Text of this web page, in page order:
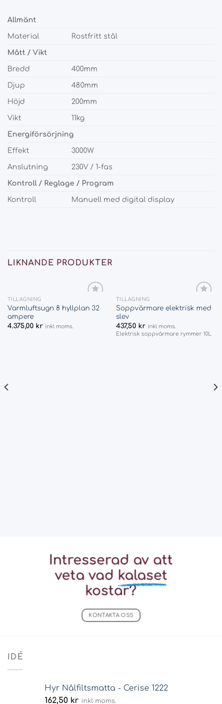
Allmänt
Material Rostfritt stål
Mått / Vikt
Bredd 400mm
Djup 480mm
Höjd 200mm
Vikt 11kg
Energiförsörjning
Effekt 3000W
Anslutning 230V / 1-fas
Kontroll / Reglage / Program
Kontroll Manuell med digital display
LIKNANDE PRODUKTER
Add
to
TILLAGNING
Varmluftsugn 8 hyllplan 32
ampere
4.375,00 kr inkl moms.
to
TILLAGNING
Soppvärmare elektrisk med
slev
437,50 kr inkl moms.
Elektrisk soppvårmare rymmer 10L
Intresserad av att
veta vad kalaset
kostar?
KONTAKTA OSS
IDÉ
Hyr Nålfiltsmatta - Cerise 1222
162,50 kr inkl moms.